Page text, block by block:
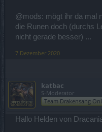
@mods: mögt ihr da mal
die Runen doch (durchs
nicht gerade besser) ...
7 Dezember 2020
katbac
S-Moderator
Team Drakensang
Hallo Helden von